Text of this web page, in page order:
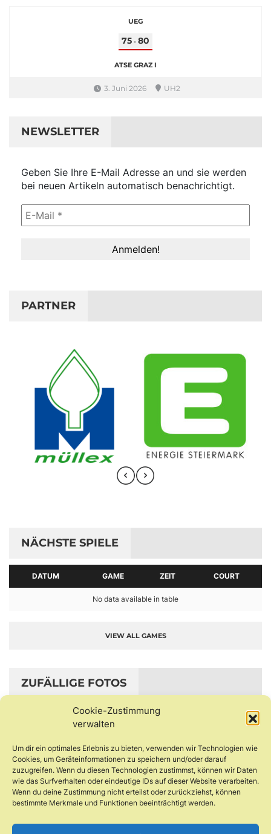
Cookie-Zustimmung
verwalten
Um dir ein optimales Erlebnis zu bieten, verwenden wir Technologien wie
Cookies, um Geräteinformationen zu speichern und/oder darauf
zuzugreifen. Wenn du diesen Technologien zustimmst, können wir Daten
wie das Surfverhalten oder eindeutige IDs auf dieser Website verarbeiten.
Wenn du deine Zustimmung nicht erteilst oder zurückziehst, können
bestimmte Merkmale und Funktionen beeinträchtigt werden.
UEG
75 - 80
ATSE GRAZ I
3. Juni 2026 UH2
NEWSLETTER
Geben Sie Ihre E-Mail Adresse an und sie werden
bei neuen Artikeln automatisch benachrichtigt.
PARTNER
NÄCHSTE SPIELE
DATUM GAME ZEIT COURT
No data available in table
VIEW ALL GAMES
ZUFÄLLIGE FOTOS